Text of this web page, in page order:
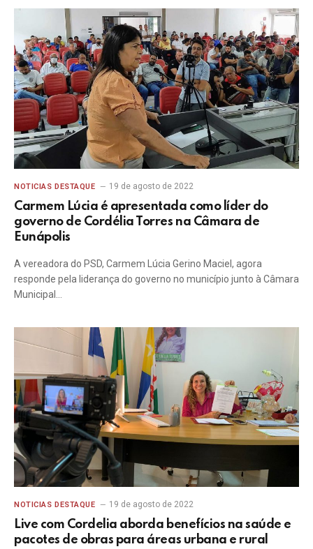
NOTICIAS DESTAQUE 19 de agosto de 2022
Carmem Lúcia é apresentada como líder do
governo de Cordélia Torres na Câmara de
Eunápolis
A vereadora do PSD, Carmem Lúcia Gerino Maciel, agora
responde pela liderança do governo no município junto à Câmara
Municipal…
NOTICIAS DESTAQUE 19 de agosto de 2022
Live com Cordelia aborda benefícios na saúde e
pacotes de obras para áreas urbana e rural